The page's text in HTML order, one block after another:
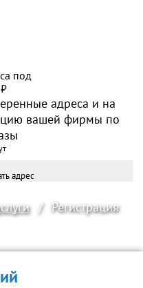
под
адреса и на
вашей фирмы по
адрес
/ Регистрация